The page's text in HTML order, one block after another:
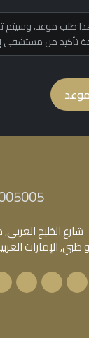
موعد، وسيتم تأكيد
من مستشفى إليزيه.
الخليج العربي,
الإمارات العربية